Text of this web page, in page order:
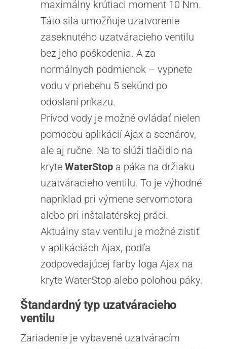
maximálny krútiaci moment 10 Nm.
Táto sila umožňuje uzatvorenie
zaseknutého uzatváracieho ventilu
bez jeho poškodenia. A za
normálnych podmienok – vypnete
vodu v priebehu 5 sekúnd po
odoslaní príkazu.
Prívod vody je možné ovládať nielen
pomocou aplikácií Ajax a scenárov,
ale aj ručne. Na to slúži tlačidlo na
kryte WaterStop a páka na držiaku
uzatváracieho ventilu. To je výhodné
napríklad pri výmene servomotora
alebo pri inštalatérskej práci.
Aktuálny stav ventilu je možné zistiť
v aplikáciách Ajax, podľa
zodpovedajúcej farby loga Ajax na
kryte WaterStop alebo polohou páky.
Štandardný typ uzatváracieho
ventilu
Zariadenie je vybavené uzatváracím